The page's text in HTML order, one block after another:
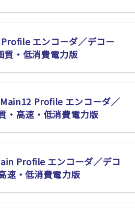
エンコーダ／デコー
・低消費電力版
Profile エンコーダ／
・高速・低消費電力版
Profile エンコーダ／デコ
速・低消費電力版